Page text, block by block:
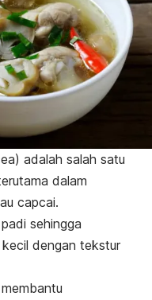
) adalah salah satu
dalam
capcai.
sehingga
kecil dengan tekstur